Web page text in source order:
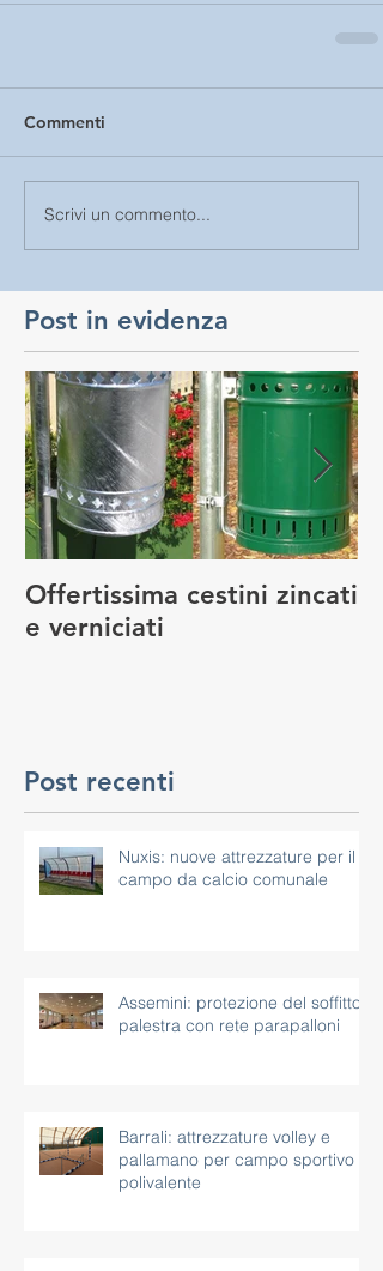
Commenti
Scrivi un commento...
Post in evidenza
Offertissima cestini zincati
e verniciati
Post recenti
Nuxis: nuove attrezzature per il
campo da calcio comunale
Assemini: protezione del soffitto
palestra con rete parapalloni
Barrali: attrezzature volley e
pallamano per campo sportivo
polivalente